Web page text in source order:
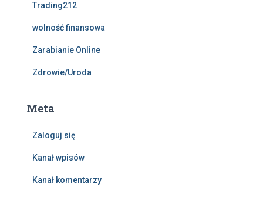
Trading212
wolność finansowa
Zarabianie Online
Zdrowie/Uroda
Meta
Zaloguj się
Kanał wpisów
Kanał komentarzy